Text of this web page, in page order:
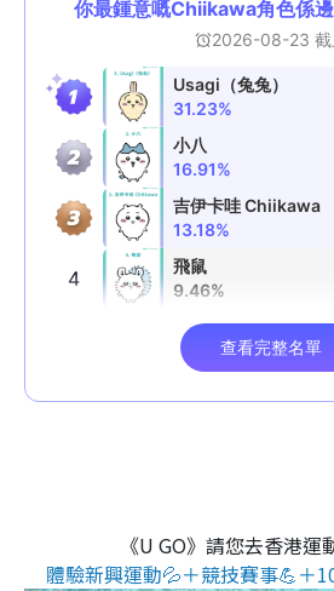
《U GO》請您去香港運
體驗新興運動💦＋競技賽事💪＋